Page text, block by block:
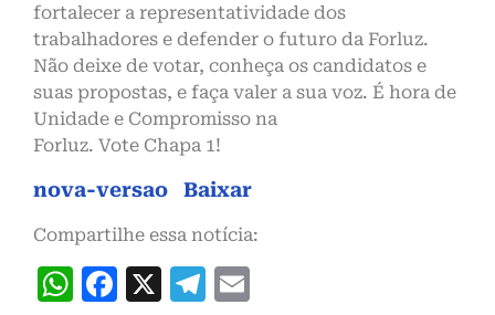
fortalecer a representatividade dos
trabalhadores e defender o futuro da Forluz.
Não deixe de votar, conheça os candidatos e
suas propostas, e faça valer a sua voz. É hora de
Unidade e Compromisso na
Forluz. Vote Chapa 1!
nova-versao Baixar
Compartilhe essa notícia:
WhatsApp
Facebook
X Telegram